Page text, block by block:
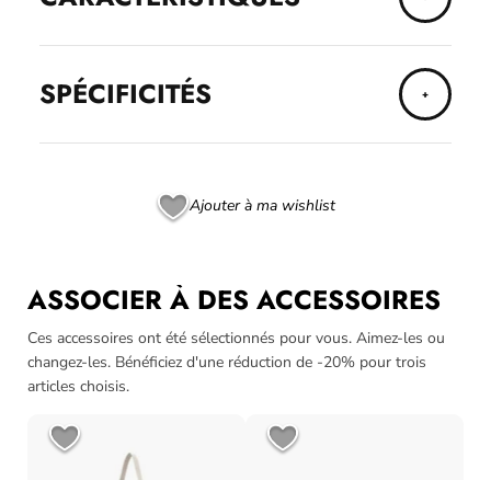
SPÉCIFICITÉS
Ajouter à ma wishlist
ASSOCIER À DES ACCESSOIRES
Ces accessoires ont été sélectionnés pour vous. Aimez-les ou
changez-les. Bénéficiez d'une réduction de -20% pour trois
articles choisis.